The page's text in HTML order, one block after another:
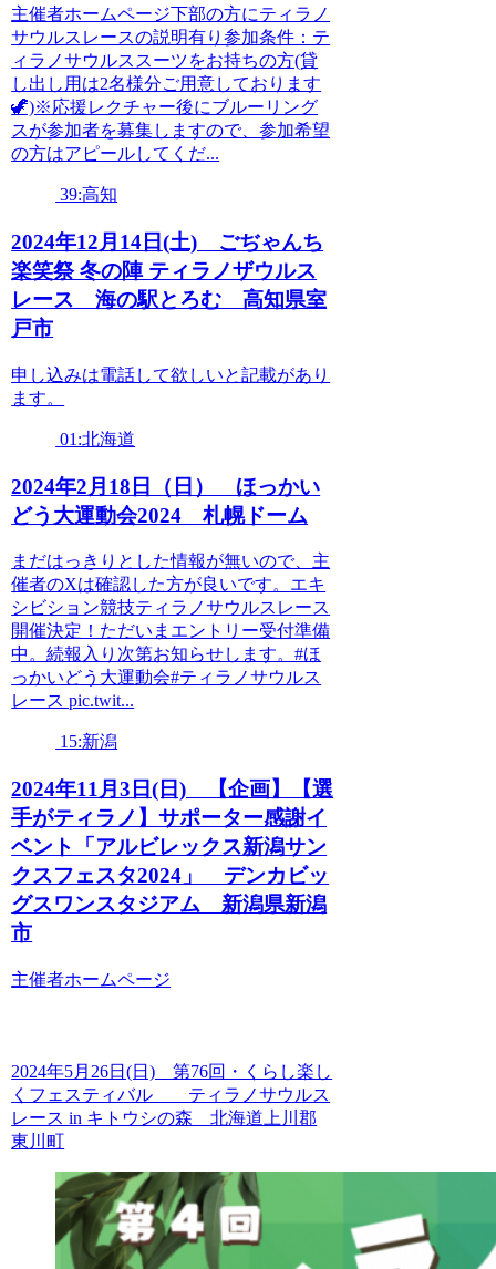
主催者ホームページ下部の方にティラノ
サウルスレースの説明有り参加条件：テ
ィラノサウルススーツをお持ちの方(貸
し出し用は2名様分ご用意しております
🦖)※応援レクチャー後にブルーリング
スが参加者を募集しますので、参加希望
の方はアピールしてくだ...
39:高知
2024年12月14日(土) ごぢゃんち
楽笑祭 冬の陣 ティラノザウルス
レース 海の駅とろむ 高知県室
戸市
申し込みは電話して欲しいと記載があり
ます。
01:北海道
2024年2月18日（日） ほっかい
どう大運動会2024 札幌ドーム
まだはっきりとした情報が無いので、主
催者のXは確認した方が良いです。エキ
シビション競技ティラノサウルスレース
開催決定！ただいまエントリー受付準備
中。続報入り次第お知らせします。#ほ
っかいどう大運動会#ティラノサウルス
レース pic.twit...
15:新潟
2024年11月3日(日) 【企画】【選
手がティラノ】サポーター感謝イ
ベント「アルビレックス新潟サン
クスフェスタ2024」 デンカビッ
グスワンスタジアム 新潟県新潟
市
主催者ホームページ
2024年5月26日(日) 第76回・くらし楽し
くフェスティバル ティラノサウルス
レース in キトウシの森 北海道上川郡
東川町